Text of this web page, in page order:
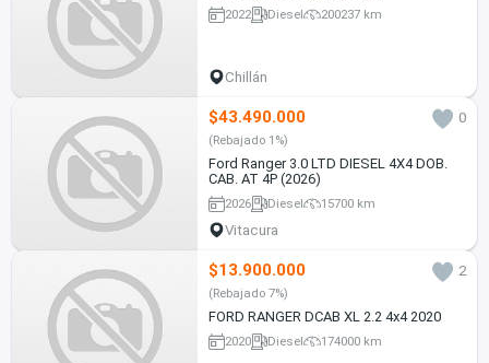
2022 Diesel 200237 km
Chillán
$43.490.000 0
(Rebajado 1%)
Ford Ranger 3.0 LTD DIESEL 4X4 DOB.
CAB. AT 4P (2026)
2026 Diesel 15700 km
Vitacura
$13.900.000 2
(Rebajado 7%)
FORD RANGER DCAB XL 2.2 4x4 2020
2020 Diesel 174000 km